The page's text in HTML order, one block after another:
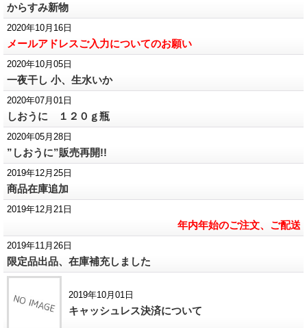
からすみ新物
2020年10月16日
メールアドレスご入力についてのお願い
2020年10月05日
一夜干し 小、生水いか
2020年07月01日
しおうに １２０ｇ瓶
2020年05月28日
”しおうに”販売再開!!
2019年12月25日
商品在庫追加
2019年12月21日
年内年始のご注文、ご配送
2019年11月26日
限定品出品、在庫補充しました
2019年10月01日
キャッシュレス決済について